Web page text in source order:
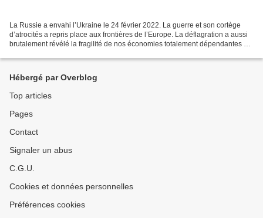
La Russie a envahi l’Ukraine le 24 février 2022. La guerre et son cortège
d’atrocités a repris place aux frontières de l’Europe. La déflagration a aussi
brutalement révélé la fragilité de nos économies totalement dépendantes de
Hébergé par Overblog
Top articles
Pages
Contact
Signaler un abus
C.G.U.
Cookies et données personnelles
Préférences cookies